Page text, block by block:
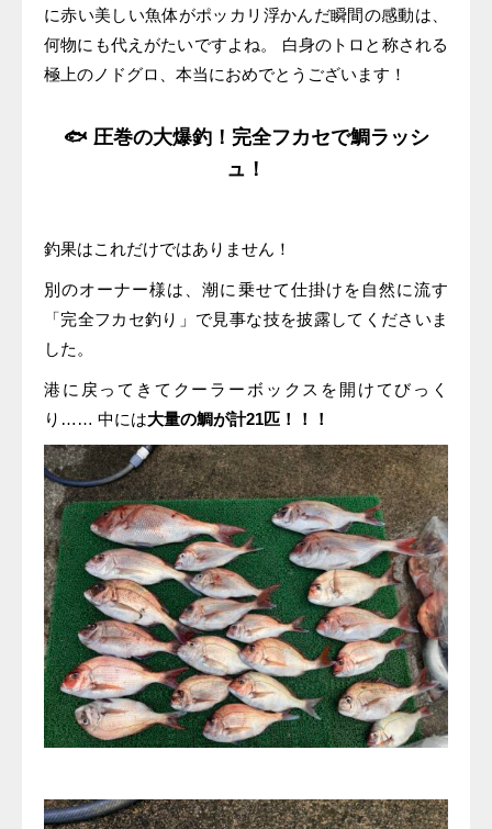
に赤い美しい魚体がポッカリ浮かんだ瞬間の感動は、
何物にも代えがたいですよね。 白身のトロと称される
極上のノドグロ、本当におめでとうございます！
🐟 圧巻の大爆釣！完全フカセで鯛ラッシ
ュ！
釣果はこれだけではありません！
別のオーナー様は、潮に乗せて仕掛けを自然に流す
「完全フカセ釣り」で見事な技を披露してくださいま
した。
港に戻ってきてクーラーボックスを開けてびっく
り…… 中には大量の鯛が計21匹！！！